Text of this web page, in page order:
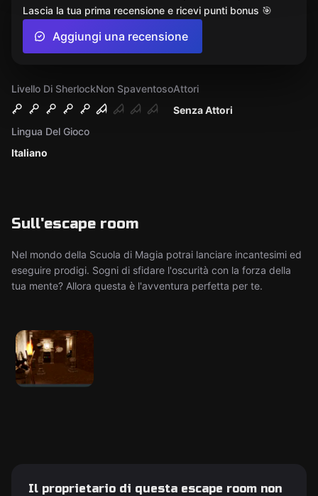
Livello Di SherlockNon Spaventoso
Senza Attori
Attori
Italiano
Lingua Del Gioco
Sull'escape room
Nel mondo della Scuola di Magia potrai lanciare incantesimi ed
eseguire prodigi. Sogni di sfidare l'oscurità con la forza della
tua mente? Allora questa è l'avventura perfetta per te.
Lascia la tua prima recensione e ricevi punti bonus 🎯
Aggiungi una recensione
Il proprietario di questa escape room non